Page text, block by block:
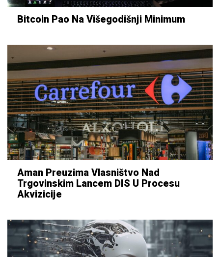
Bitcoin Pao Na Višegodišnji Minimum
Aman Preuzima Vlasništvo Nad
Trgovinskim Lancem DIS U Procesu
Akvizicije